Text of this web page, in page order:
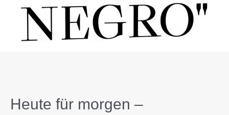
Heute für morgen –